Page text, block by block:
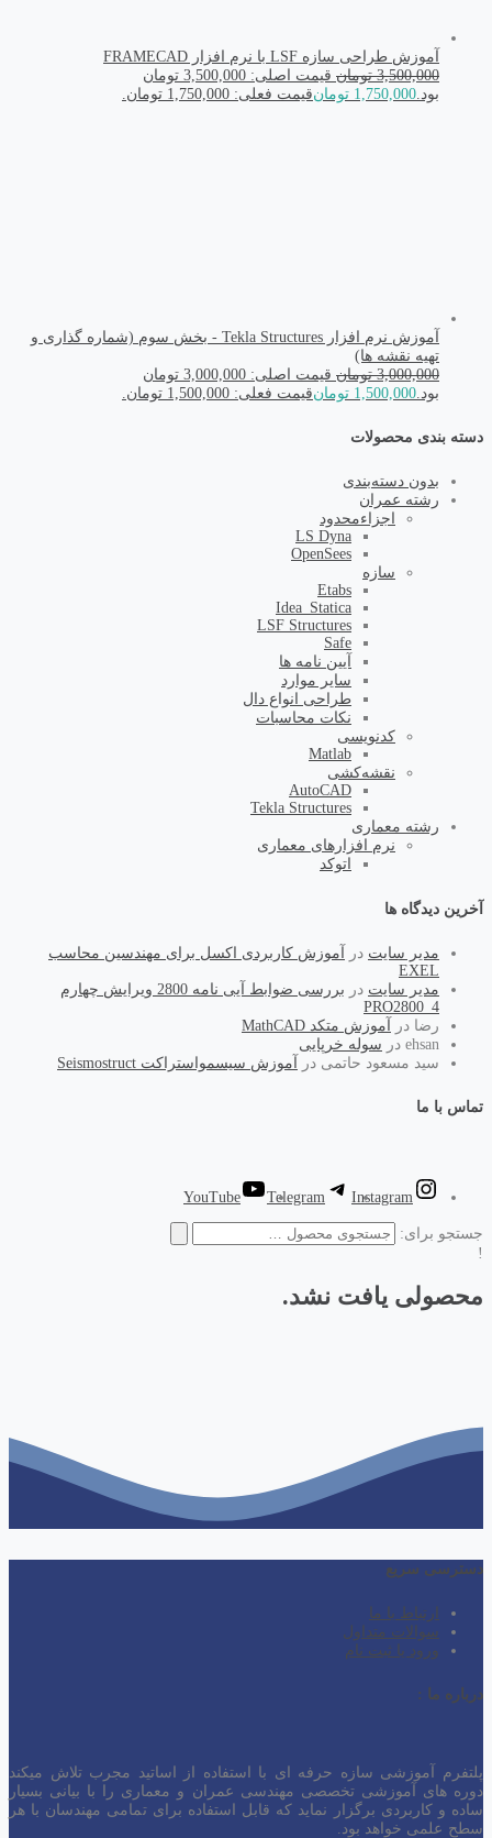
آموزش طراحی سازه LSF با نرم افزار FRAMECAD
3,500,000 تومان
قیمت اصلی: 3,500,000 تومان
بود. 1,750,000 تومانقیمت فعلی: 1,750,000 تومان.
آموزش نرم افزار Tekla Structures - بخش سوم (شماره گذاری و
تهیه نقشه ها)
3,000,000 تومان
قیمت اصلی: 3,000,000 تومان
بود. 1,500,000 تومانقیمت فعلی: 1,500,000 تومان.
دسته بندی محصولات
بدون دسته‌بندی
رشته عمران
اجزاء‌محدود
LS Dyna
OpenSees
سازه
Etabs
Idea_Statica
LSF Structures
Safe
آیین نامه ها
سایر موارد
طراحی انواع دال
نکات محاسبات
کد‌نویسی
Matlab
نقشه‌کشی
AutoCAD
Tekla Structures
رشته معماری
نرم افزارهای معماری
اتوکد
آخرین دیدگاه ها
مدیر سایت در
آموزش کاربردی اکسل برای مهندسین محاسب
EXEL
مدیر سایت در
بررسی ضوابط آیی نامه 2800 ویرایش چهارم
PRO2800_4
رضا در
آموزش متکد MathCAD
ehsan در سوله خرپایی
سید مسعود حاتمی در آموزش سیسمواستراکت Seismostruct
تماس با ما
Instagram
Telegram
YouTube
جستجو برای:
!
محصولی یافت نشد.
دسترسی سریع
ارتباط با ما
سوالات متداول
ورود یا ثبت نام
درباره ما :
پلتفرم آموزشی سازه حرفه ای با استفاده از اساتید مجرب تلاش میکند
دوره های آموزشی تخصصی مهندسی عمران و معماری را با بیانی بسیار
ساده و کاربردی برگزار نماید که قابل استفاده برای تمامی مهندسان با هر
سطح علمی خواهد بود.